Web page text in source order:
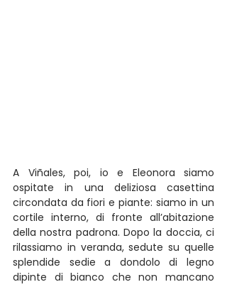
A Viñales, poi, io e Eleonora siamo
ospitate in una deliziosa casettina
circondata da fiori e piante: siamo in un
cortile interno, di fronte all’abitazione
della nostra padrona. Dopo la doccia, ci
rilassiamo in veranda, sedute su quelle
splendide sedie a dondolo di legno
dipinte di bianco che non mancano